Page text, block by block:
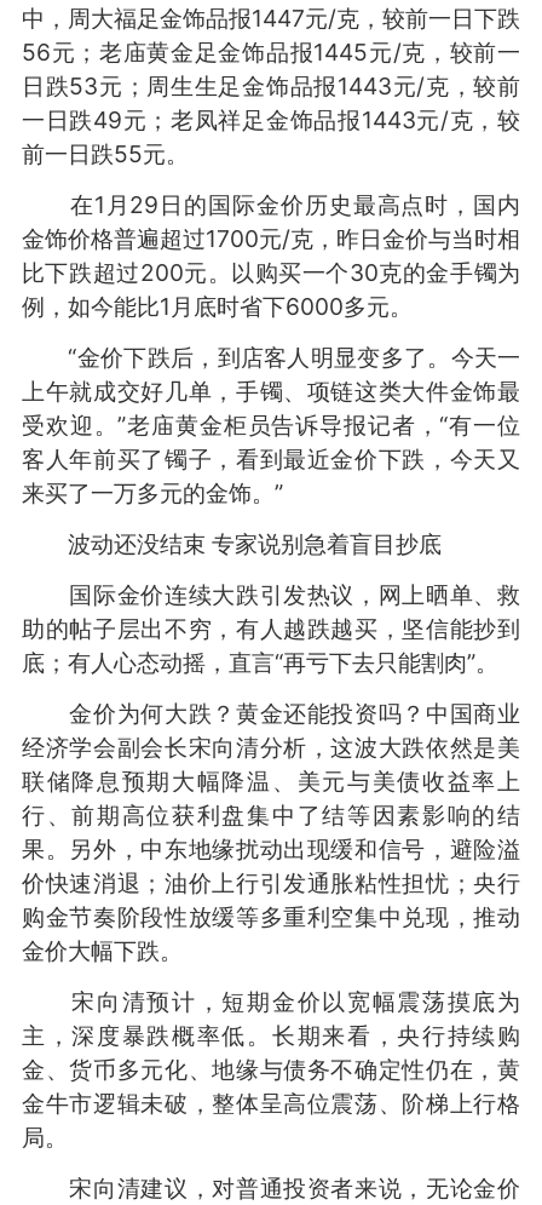
中，周大福足金饰品报1447元/克，较前一日下跌
56元；老庙黄金足金饰品报1445元/克，较前一
日跌53元；周生生足金饰品报1443元/克，较前
一日跌49元；老凤祥足金饰品报1443元/克，较
前一日跌55元。
在1月29日的国际金价历史最高点时，国内
金饰价格普遍超过1700元/克，昨日金价与当时相
比下跌超过200元。以购买一个30克的金手镯为
例，如今能比1月底时省下6000多元。
“金价下跌后，到店客人明显变多了。今天一
上午就成交好几单，手镯、项链这类大件金饰最
受欢迎。”老庙黄金柜员告诉导报记者，“有一位
客人年前买了镯子，看到最近金价下跌，今天又
来买了一万多元的金饰。”
波动还没结束 专家说别急着盲目抄底
国际金价连续大跌引发热议，网上晒单、救
助的帖子层出不穷，有人越跌越买，坚信能抄到
底；有人心态动摇，直言“再亏下去只能割肉”。
金价为何大跌？黄金还能投资吗？中国商业
经济学会副会长宋向清分析，这波大跌依然是美
联储降息预期大幅降温、美元与美债收益率上
行、前期高位获利盘集中了结等因素影响的结
果。另外，中东地缘扰动出现缓和信号，避险溢
价快速消退；油价上行引发通胀粘性担忧；央行
购金节奏阶段性放缓等多重利空集中兑现，推动
金价大幅下跌。
宋向清预计，短期金价以宽幅震荡摸底为
主，深度暴跌概率低。长期来看，央行持续购
金、货币多元化、地缘与债务不确定性仍在，黄
金牛市逻辑未破，整体呈高位震荡、阶梯上行格
局。
宋向清建议，对普通投资者来说，无论金价